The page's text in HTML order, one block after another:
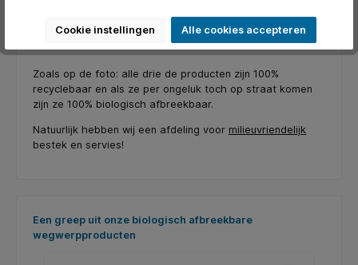
Zoals op de foto: alle drie de producten zijn 100%
recyclebaar en als ze per ongeluk toch op straat komen
zijn ze 100% biologisch afbreekbaar.
Natuurlijk hebben wij een afdeling voor milieuvriendelijk
bestek en servies!
Productgalerij overslaan
Een greep uit onze biologisch afbreekbare
wegwerpproducten
Cookie instellingen Alle cookies accepteren